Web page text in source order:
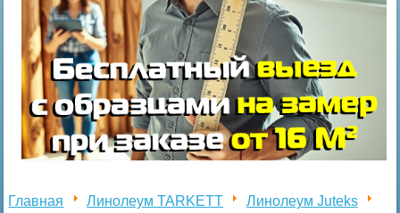
Главная Линолеум TARKETT
Линолеум Juteks